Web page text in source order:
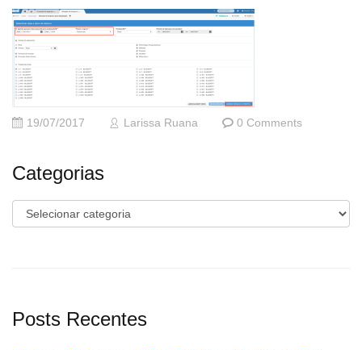
19/07/2017 Larissa Ruana 0 Comments
Categorias
Categorias
Posts Recentes